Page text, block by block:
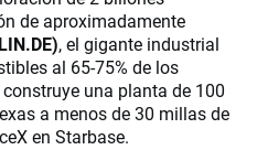
de aproximadamente
, el gigante industrial
al 65-75% de los
una planta de 100
a menos de 30 millas de
en Starbase.